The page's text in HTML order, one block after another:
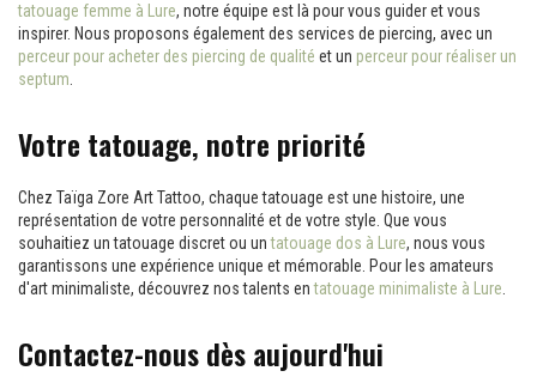
tatouage femme à Lure, notre équipe est là pour vous guider et vous
inspirer. Nous proposons également des services de piercing, avec un
perceur pour acheter des piercing de qualité et un perceur pour réaliser un
septum
Votre tatouage, notre priorité
Chez Taïga Zore Art Tattoo, chaque tatouage est une histoire, une
représentation de votre personnalité et de votre style. Que vous
souhaitiez un tatouage discret ou untatouage dos à Lure, nous vous
garantissons une expérience unique et mémorable. Pour les amateurs
d'art minimaliste, découvrez nos talents entatouage minimaliste à Lure
Contactez-nous dès aujourd'hui